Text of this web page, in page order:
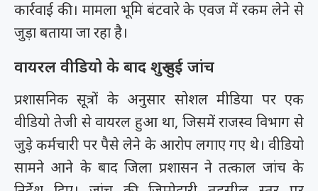
कार्रवाई की। मामला भूमि बंटवारे के एवज में रकम लेने से
जुड़ा बताया जा रहा है।
वायरल वीडियो के बाद शुरू हुई जांच
प्रशासनिक सूत्रों के अनुसार सोशल मीडिया पर एक
वीडियो तेजी से वायरल हुआ था, जिसमें राजस्व विभाग से
जुड़े कर्मचारी पर पैसे लेने के आरोप लगाए गए थे। वीडियो
सामने आने के बाद जिला प्रशासन ने तत्काल जांच के